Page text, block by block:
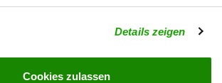
Details zeigen
Cookies zulassen